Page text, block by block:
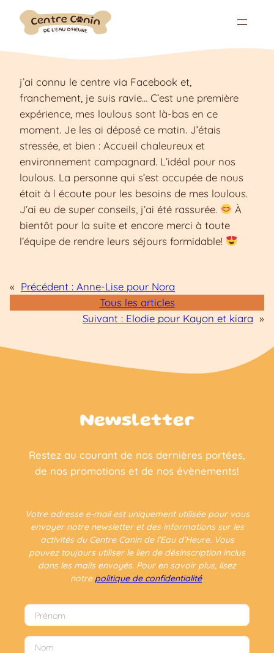
contenu
j’ai connu le centre via Facebook et,
franchement, je suis ravie… C’est une première
expérience, mes loulous sont là-bas en ce
moment. Je les ai déposé ce matin. J’étais
stressée, et bien : Accueil chaleureux et
environnement campagnard. L’idéal pour nos
loulous. La personne qui s’est occupée de nous
était à l écoute pour les besoins de mes loulous.
J’ai eu de super conseils, j’ai été rassurée.
À
bientôt pour la suite et encore merci à toute
l’équipe de rendre leurs séjours formidable!
« Précédent : Anne-Lise pour Nora
Tous les articles
Suivant : Elodie pour Kayon et kiara »
Newsletter
Restez au courant de nos dernières portées,
de nos promotions et de nos évènements!
Votre adresse e-mail est uniquement utilisée pour vous
envoyer notre newsletter et des informations sur les
activités du Centre Canin de l’Eau d’Heure. Vous
pouvez toujours utiliser le lien de désinscription inclus
dans les mails envoyés. Pour en savoir plus, lisez
notre politique de confidentialité.